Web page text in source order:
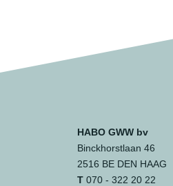
HABO GWW bv
Binckhorstlaan 46
2516 BE DEN HAAG
T 070 - 322 20 22